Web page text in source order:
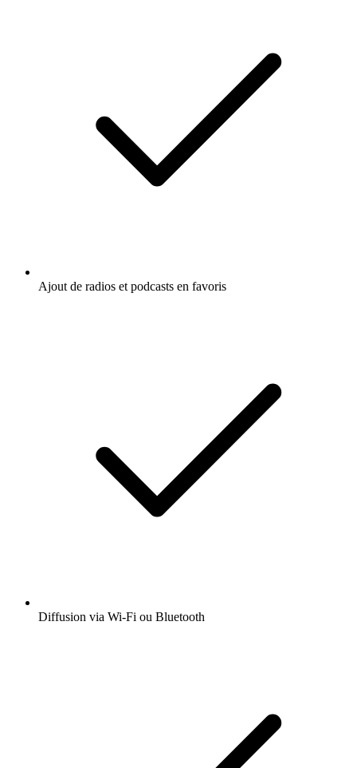
Ajout de radios et podcasts en favoris
Diffusion via Wi-Fi ou Bluetooth